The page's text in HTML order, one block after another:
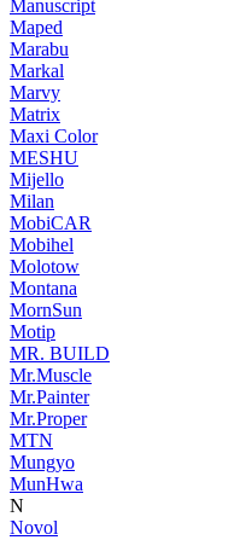
Manuscript
Maped
Marabu
Markal
Marvy
Matrix
Maxi Color
MESHU
Mijello
Milan
MobiCAR
Mobihel
Molotow
Montana
MornSun
Motip
MR. BUILD
Mr.Muscle
Mr.Painter
Mr.Proper
MTN
Mungyo
MunHwa
N
Novol